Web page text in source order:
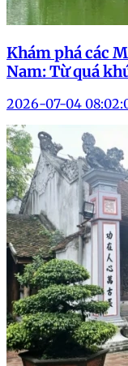
Khám phá các
Nam: Từ quá
2026-07-04